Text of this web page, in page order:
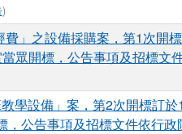
)
」之設備採購案，第1次開
眾開標，公告事項及招標文
學設備」案，第2次開標訂
公告事項及招標文件依行